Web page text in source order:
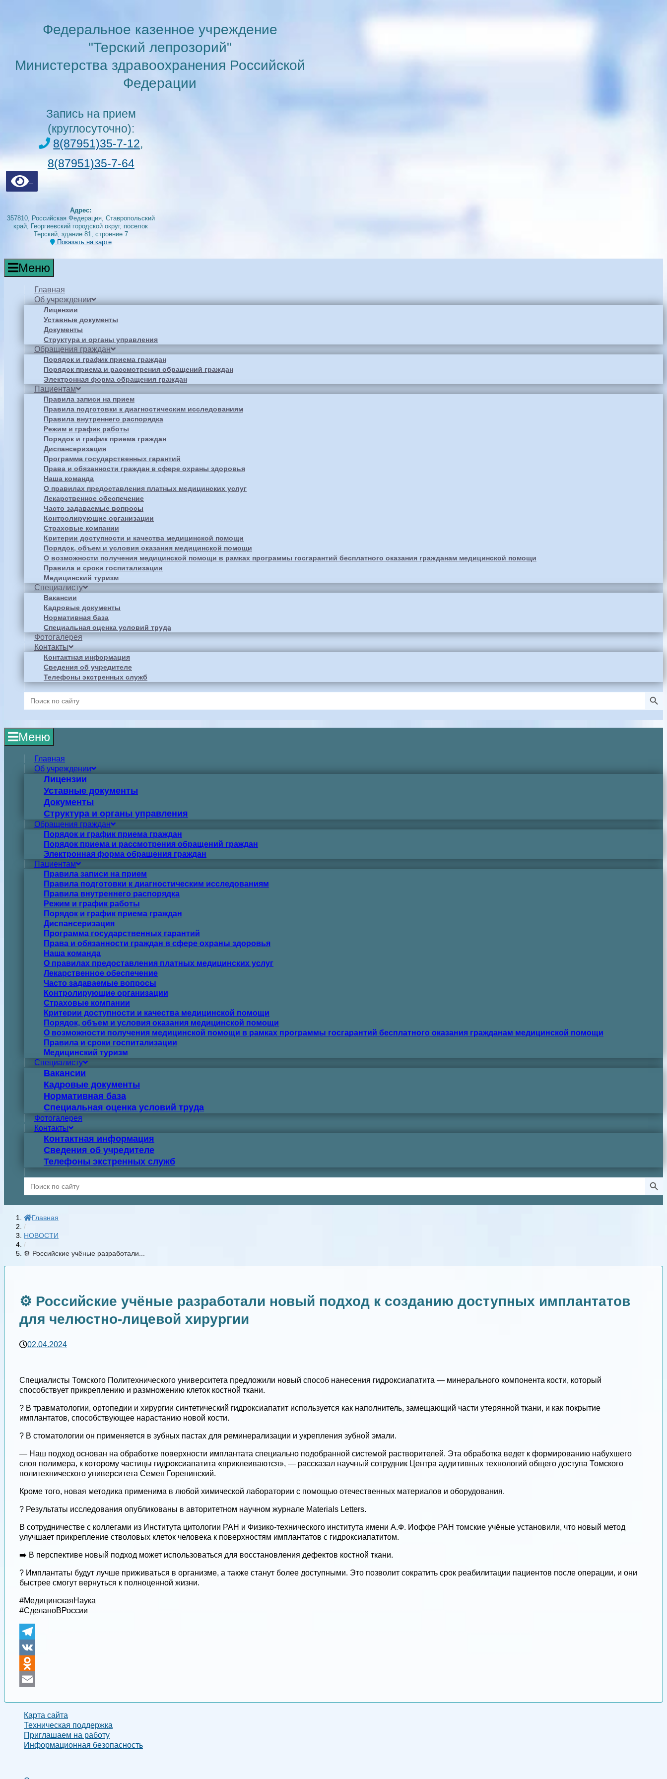
содержимомуФедеральное казенное учреждение
"Терский лепрозорий"
Министерства здравоохранения Российской
Федерации
Запись на прием
(круглосуточно):
8(87951)35-7-12,
8(87951)35-7-64
Адрес:
357810, Российская Федерация, Ставропольский
край, Георгиевский городской округ, поселок
Терский, здание 81, строение 7
Показать на карте
Меню
Главная
Об учреждении
Лицензии
Уставные документы
Документы
Структура и органы управления
Обращения граждан
Порядок и график приема граждан
Порядок приема и рассмотрения обращений граждан
Электронная форма обращения граждан
Пациентам
Правила записи на прием
Правила подготовки к диагностическим исследованиям
Правила внутреннего распорядка
Режим и график работы
Порядок и график приема граждан
Диспансеризация
Программа государственных гарантий
Права и обязанности граждан в сфере охраны здоровья
Наша команда
О правилах предоставления платных медицинских услуг
Лекарственное обеспечение
Часто задаваемые вопросы
Контролирующие организации
Страховые компании
Критерии доступности и качества медицинской помощи
Порядок, объем и условия оказания медицинской помощи
О возможности получения медицинской помощи в рамках программы госгарантий бесплатного оказания гражданам медицинской помощи
Правила и сроки госпитализации
Медицинский туризм
Специалисту
Вакансии
Кадровые документы
Нормативная база
Специальная оценка условий труда
Фотогалерея
Контакты
Контактная информация
Сведения об учредителе
Телефоны экстренных служб
for:
Search Button
Меню
Главная
Об учреждении
Лицензии
Уставные документы
Документы
Структура и органы управления
Обращения граждан
Порядок и график приема граждан
Порядок приема и рассмотрения обращений граждан
Электронная форма обращения граждан
Пациентам
Правила записи на прием
Правила подготовки к диагностическим исследованиям
Правила внутреннего распорядка
Режим и график работы
Порядок и график приема граждан
Диспансеризация
Программа государственных гарантий
Права и обязанности граждан в сфере охраны здоровья
Наша команда
О правилах предоставления платных медицинских услуг
Лекарственное обеспечение
Часто задаваемые вопросы
Контролирующие организации
Страховые компании
Критерии доступности и качества медицинской помощи
Порядок, объем и условия оказания медицинской помощи
О возможности получения медицинской помощи в рамках программы госгарантий бесплатного оказания гражданам медицинской помощи
Правила и сроки госпитализации
Медицинский туризм
Специалисту
Вакансии
Кадровые документы
Нормативная база
Специальная оценка условий труда
Фотогалерея
Контакты
Контактная информация
Сведения об учредителе
Телефоны экстренных служб
for:
Search Button
Главная
/
НОВОСТИ
/
⚙️ Российские учёные разработали...
⚙️ Российские учёные разработали новый подход к созданию доступных имплантатов
для челюстно-лицевой хирургии
02.04.2024
Специалисты Томского Политехнического университета предложили новый способ нанесения гидроксиапатита — минерального компонента кости, который
способствует прикреплению и размножению клеток костной ткани.
? В травматологии, ортопедии и хирургии синтетический гидроксиапатит используется как наполнитель, замещающий части утерянной ткани, и как покрытие
имплантатов, способствующее нарастанию новой кости.
? В стоматологии он применяется в зубных пастах для реминерализации и укрепления зубной эмали.
— Наш подход основан на обработке поверхности имплантата специально подобранной системой растворителей. Эта обработка ведет к формированию набухшего
слоя полимера, к которому частицы гидроксиапатита «приклеиваются», — рассказал научный сотрудник Центра аддитивных технологий общего доступа Томского
политехнического университета Семен Горенинский.
Кроме того, новая методика применима в любой химической лаборатории с помощью отечественных материалов и оборудования.
? Результаты исследования опубликованы в авторитетном научном журнале Materials Letters.
В сотрудничестве с коллегами из Института цитологии РАН и Физико-технического института имени А.Ф. Иоффе РАН томские учёные установили, что новый метод
улучшает прикрепление стволовых клеток человека к поверхностям имплантатов с гидроксиапатитом.
➡️ В перспективе новый подход может использоваться для восстановления дефектов костной ткани.
? Имплантаты будут лучше приживаться в организме, а также станут более доступными. Это позволит сократить срок реабилитации пациентов после операции, и они
быстрее смогут вернуться к полноценной жизни.
#МедицинскаяНаука
#СделаноВРоссии
Telegram
VK
Odnoklassniki
Карта сайта
Техническая поддержка
Приглашаем на работу
Информационная безопасность